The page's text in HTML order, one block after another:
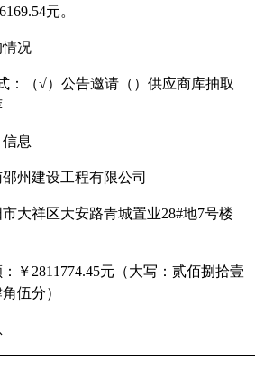
元。
情况
：（√）公告邀请（）供应商库抽取
息
邵州建设工程有限公司
大祥区大安路青城置业28#地7号楼
￥ 2811774.45元（大写： 贰佰捌拾壹
伍分）